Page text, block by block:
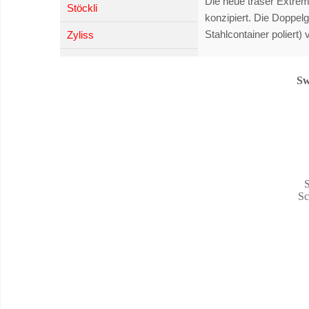
Stöckli
Zyliss
konzipiert. Die
Stahlcontainer poliert)